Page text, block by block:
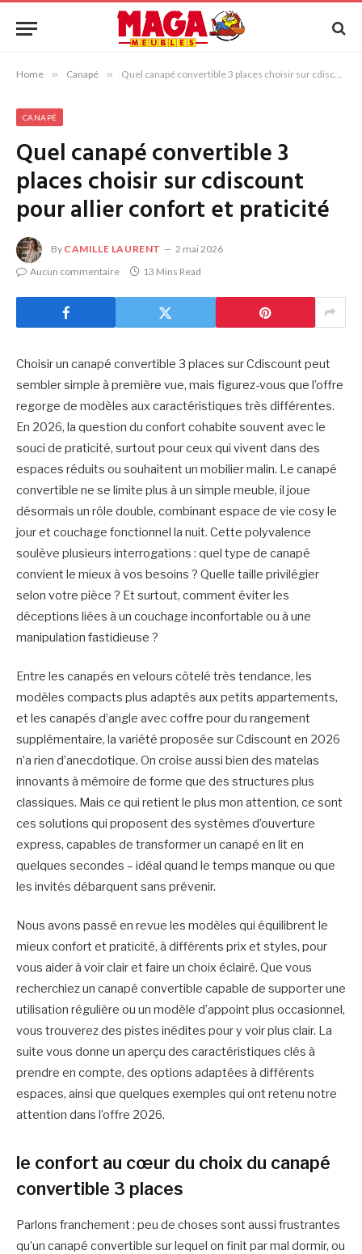
Home » Canapé » Quel canapé convertible 3 places choisir sur cdiscount pour allier confort et praticité
CANAPÉ
Quel canapé convertible 3
places choisir sur cdiscount
pour allier confort et praticité
By CAMILLE LAURENT
2 mai 2026
Aucun commentaire
13 Mins Read
Choisir un canapé convertible 3 places sur Cdiscount peut
sembler simple à première vue, mais figurez-vous que l’offre
regorge de modèles aux caractéristiques très différentes.
En 2026, la question du confort cohabite souvent avec le
souci de praticité, surtout pour ceux qui vivent dans des
espaces réduits ou souhaitent un mobilier malin. Le canapé
convertible ne se limite plus à un simple meuble, il joue
désormais un rôle double, combinant espace de vie cosy le
jour et couchage fonctionnel la nuit. Cette polyvalence
soulève plusieurs interrogations : quel type de canapé
convient le mieux à vos besoins ? Quelle taille privilégier
selon votre pièce ? Et surtout, comment éviter les
déceptions liées à un couchage inconfortable ou à une
manipulation fastidieuse ?
Entre les canapés en velours côtelé très tendance, les
modèles compacts plus adaptés aux petits appartements,
et les canapés d’angle avec coffre pour du rangement
supplémentaire, la variété proposée sur Cdiscount en 2026
n’a rien d’anecdotique. On croise aussi bien des matelas
innovants à mémoire de forme que des structures plus
classiques. Mais ce qui retient le plus mon attention, ce sont
ces solutions qui proposent des systèmes d’ouverture
express, capables de transformer un canapé en lit en
quelques secondes – idéal quand le temps manque ou que
les invités débarquent sans prévenir.
Nous avons passé en revue les modèles qui équilibrent le
mieux confort et praticité, à différents prix et styles, pour
vous aider à voir clair et faire un choix éclairé. Que vous
recherchiez un canapé convertible capable de supporter une
utilisation régulière ou un modèle d’appoint plus occasionnel,
vous trouverez des pistes inédites pour y voir plus clair. La
suite vous donne un aperçu des caractéristiques clés à
prendre en compte, des options adaptées à différents
espaces, ainsi que quelques exemples qui ont retenu notre
attention dans l’offre 2026.
le confort au cœur du choix du canapé
convertible 3 places
Parlons franchement : peu de choses sont aussi frustrantes
qu’un canapé convertible sur lequel on finit par mal dormir, ou